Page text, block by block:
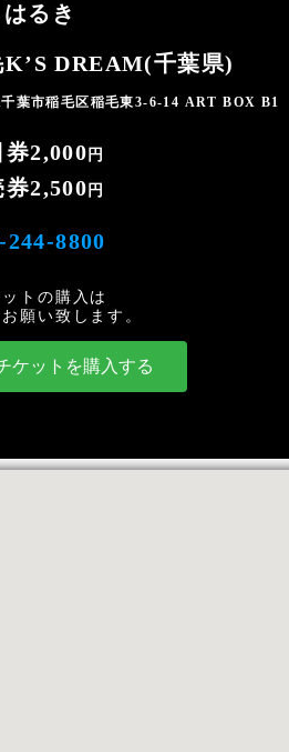
るき
K’S DREAM(千葉県)
葉市稲毛区稲毛東3-6-14 ART BOX B1
券2,000 円
券2,500 円
244-8800
トの購入は
願い致します。
ケットを購入する